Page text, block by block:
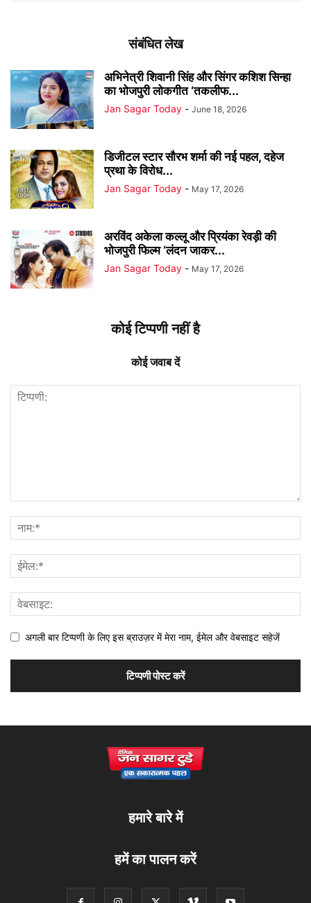
संबंधित लेख
अभिनेत्री शिवानी सिंह और सिंगर कशिश सिन्हा
का भोजपुरी लोकगीत ‘तकलीफ...
Jan Sagar Today - June 18, 2026
डिजीटल स्टार सौरभ शर्मा की नई पहल, दहेज
प्रथा के विरोध...
Jan Sagar Today - May 17, 2026
अरविंद अकेला कल्लू और प्रियंका रेवड़ी की
भोजपुरी फिल्म ‘लंदन जाकर...
Jan Sagar Today - May 17, 2026
कोई टिप्पणी नहीं है
कोई जवाब दें
अगली बार टिप्पणी के लिए इस ब्राउज़र में मेरा नाम, ईमेल और वेबसाइट सहेजें
हमारे बारे में
हमें का पालन करें